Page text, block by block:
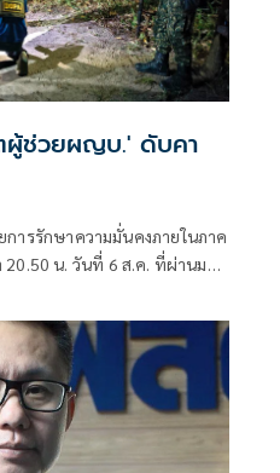
ผู้ช่วยผญบ.' ดับคา
ารรักษาความมั่นคงภายในภาค
20.50 น. วันที่ 6 ส.ค. ที่ผ่านมา
5